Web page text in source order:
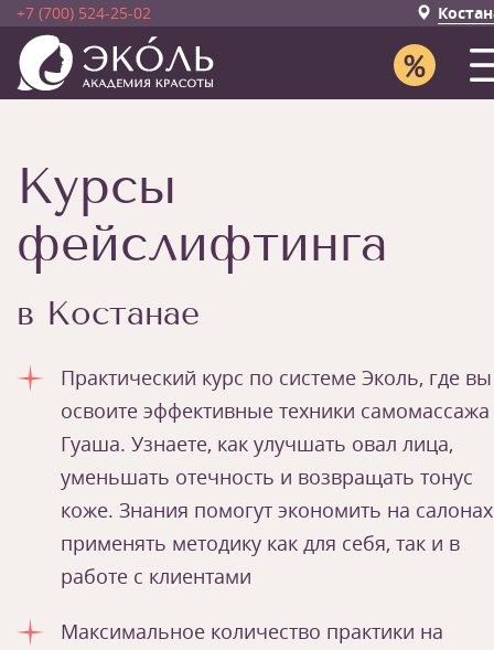
+7 (700) 524-25-02
Курсы
фейслифтинга
в Костанае
Практический курс по системе Эколь, где вы
освоите эффективные техники самомассажа
Гуаша. Узнаете, как улучшать овал лица,
уменьшать отечность и возвращать тонус
коже. Знания помогут экономить на
применять методику как для себя, так и в
работе с клиентами
Максимальное количество практики на